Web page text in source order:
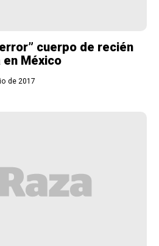
cuerpo de recién
en México
de 2017